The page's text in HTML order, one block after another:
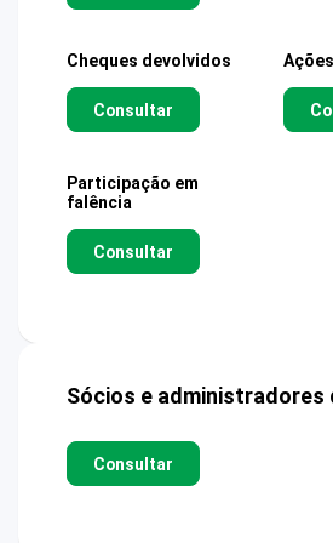
Cheques devolvidos
Consultar
Participação em
falência
Consultar
Sócios e administradores
Consultar